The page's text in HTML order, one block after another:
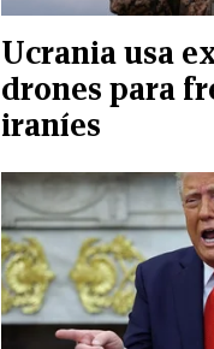
Ucrania usa
drones para
iraníes